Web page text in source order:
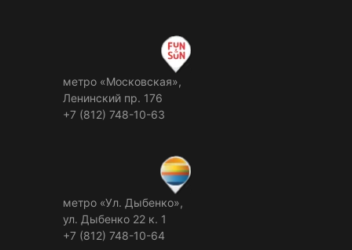
метро «Московская»,
Ленинский пр. 176
+7 (812) 748-10-63
метро «Ул. Дыбенко»,
ул. Дыбенко 22 к. 1
+7 (812) 748-10-64